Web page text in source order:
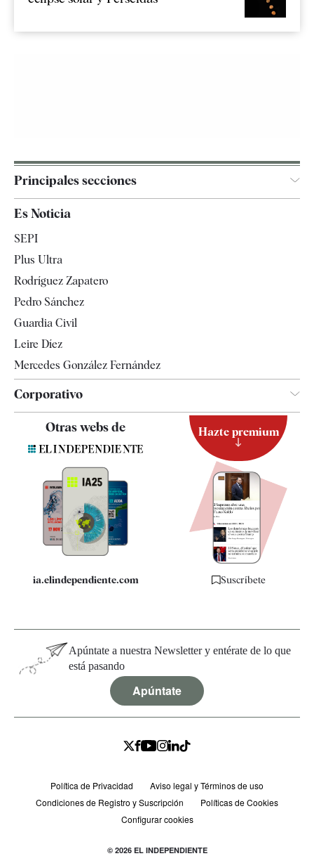
Principales secciones
Televisión
Es Noticia
SEPI
Plus Ultra
Rodríguez Zapatero
Pedro Sánchez
Guardia Civil
Leire Díez
Mercedes González Fernández
Corporativo
Quiénes somos
Especificaciones
Otras webs de
ia.elindependiente.com
Hazte premium
Suscríbete
Apúntate a nuestra Newsletter y entérate de lo que
está pasando
Apúntate
Política de Privacidad
Aviso legal y Términos de uso
Condiciones de Registro y Suscripción
Políticas de Cookies
Configurar cookies
© 2026 EL INDEPENDIENTE